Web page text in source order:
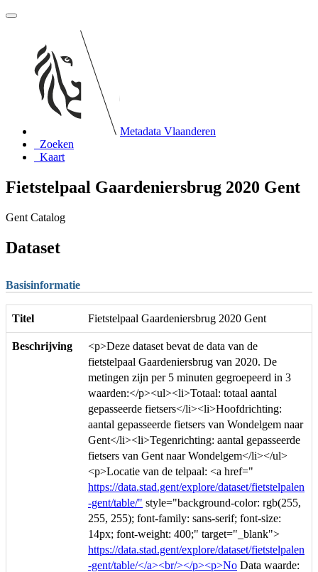
Metadata Vlaanderen
Zoeken
Kaart
Fietstelpaal Gaardeniersbrug 2020 Gent
Gent Catalog
Dataset
Basisinformatie
Titel Fietstelpaal Gaardeniersbrug 2020 Gent
Beschrijving
<p>Deze dataset bevat de data van de
fietstelpaal Gaardeniersbrug van 2020. De
metingen zijn per 5 minuten gegroepeerd in 3
waarden:</p><ul><li>Totaal: totaal aantal
gepasseerde fietsers</li><li>Hoofdrichting:
aantal gepasseerde fietsers van Wondelgem naar
Gent</li><li>Tegenrichting: aantal gepasseerde
fietsers van Gent naar Wondelgem</li></ul>
<p>Locatie van de telpaal: <a href="
https://data.stad.gent/explore/dataset/fietstelpalen
-gent/table/" style="background-color: rgb(255,
255, 255); font-family: sans-serif; font-size:
14px; font-weight: 400;" target="_blank">
https://data.stad.gent/explore/dataset/fietstelpalen
-gent/table/</a><br/></p><p>No Data waarde: